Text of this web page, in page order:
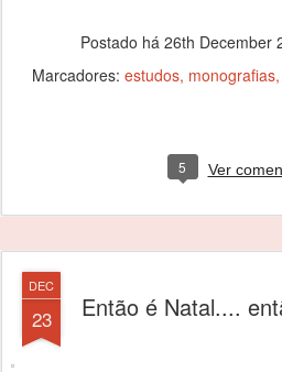
Postado há 26th December
Marcadores: estudos monografias
5 Ver
DEC
23 Então é Natal....